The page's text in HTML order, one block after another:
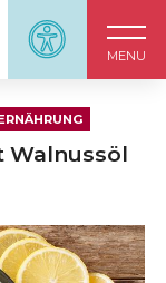
Panneau
MENU
Walnussöl
teilen
sur email